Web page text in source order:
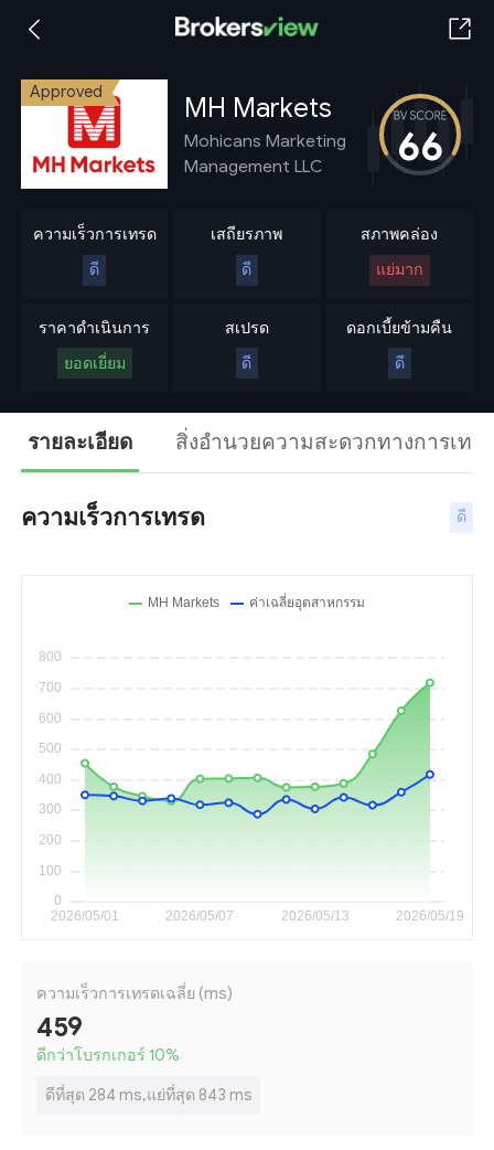
Approved MH Markets
Mohicans Marketing
Management LLC
66
ความเร็วการเทรด
ดี
เสถียรภาพ
ดี
สภาพคล่อง
แย่มาก
ราคาดำเนินการ
ยอดเยี่ยม
สเปรด
ดี
ดอกเบี้ยข้ามคืน
ดี
รายละเอียด สิ่งอำนวยความสะดวกทางการเทร
ความเร็วการเทรด ดี
ความเร็วการเทรดเฉลี่ย (ms)
459
ดีกว่าโบรกเกอร์ 10%
ดีที่สุด 284 ms,แย่ที่สุด 843 ms